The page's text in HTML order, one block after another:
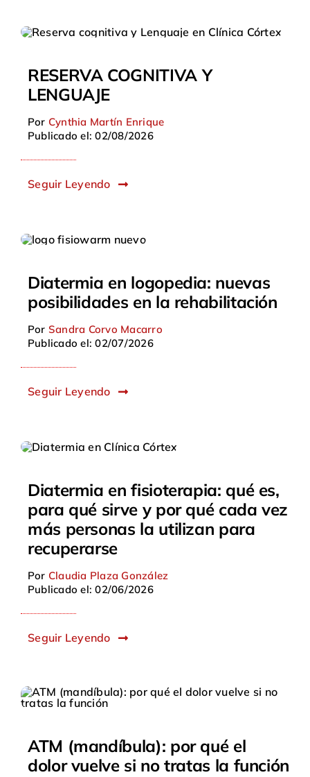
RESERVA COGNITIVA Y
LENGUAJE
Por Cynthia Martín Enrique
Publicado el: 02/08/2026
Seguir Leyendo
Diatermia en logopedia: nuevas
posibilidades en la rehabilitación
Por Sandra Corvo Macarro
Publicado el: 02/07/2026
Seguir Leyendo
Diatermia en fisioterapia: qué es,
para qué sirve y por qué cada vez
más personas la utilizan para
recuperarse
Por Claudia Plaza González
Publicado el: 02/06/2026
Seguir Leyendo
ATM (mandíbula): por qué el
dolor vuelve si no tratas la función